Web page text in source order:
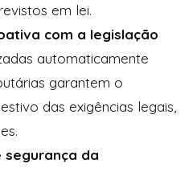
em lei.
com a legislação
automaticamente
garantem o
das exigências legais,
segurança da